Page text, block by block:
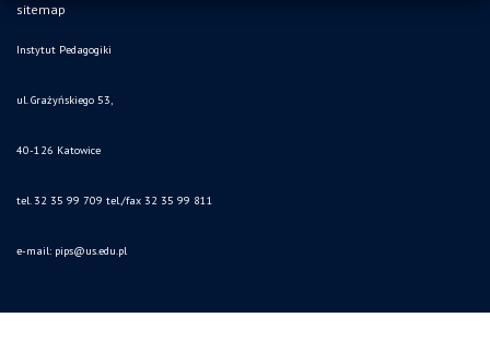
sitemap
Instytut Pedagogiki
ul. Grażyńskiego 53,
40-126 Katowice
tel. 32 35 99 709 tel./fax 32 35 99 811
e-mail: pips@us.edu.pl